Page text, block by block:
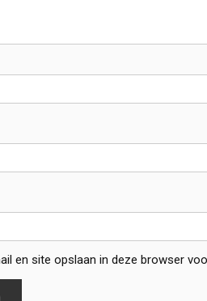
en site opslaan in deze browser